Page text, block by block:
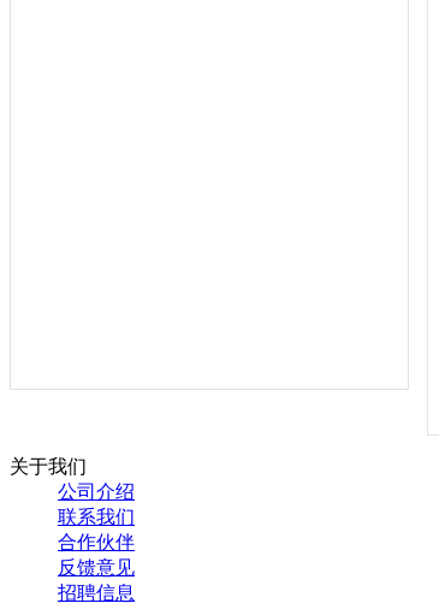
关于我们
公司介绍
联系我们
合作伙伴
反馈意见
招聘信息